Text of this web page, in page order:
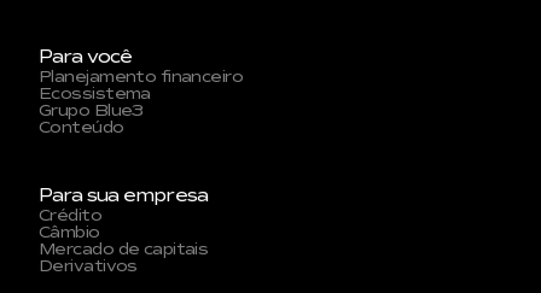
Para você
Planejamento financeiro
Ecossistema
Grupo Blue3
Conteúdo
Para sua empresa
Crédito
Câmbio
Mercado de capitais
Derivativos